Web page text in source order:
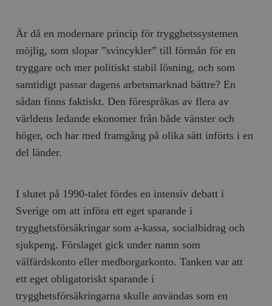
Är då en modernare princip för trygghetssystemen
möjlig, som slopar ”svincykler” till förmån för en
tryggare och mer politiskt stabil lösning, och som
samtidigt passar dagens arbetsmarknad bättre? En
sådan finns faktiskt. Den förespråkas av flera av
världens ledande ekonomer från både vänster och
höger, och har med framgång på olika sätt införts i en
del länder.
I slutet på 1990-talet fördes en intensiv debatt i
Sverige om att införa ett eget sparande i
trygghetsförsäkringar som a-kassa, socialbidrag och
sjukpeng. Förslaget gick under namn som
välfärdskonto eller medborgarkonto. Tanken var att
ett eget obligatoriskt sparande i
trygghetsförsäkringarna skulle användas som en